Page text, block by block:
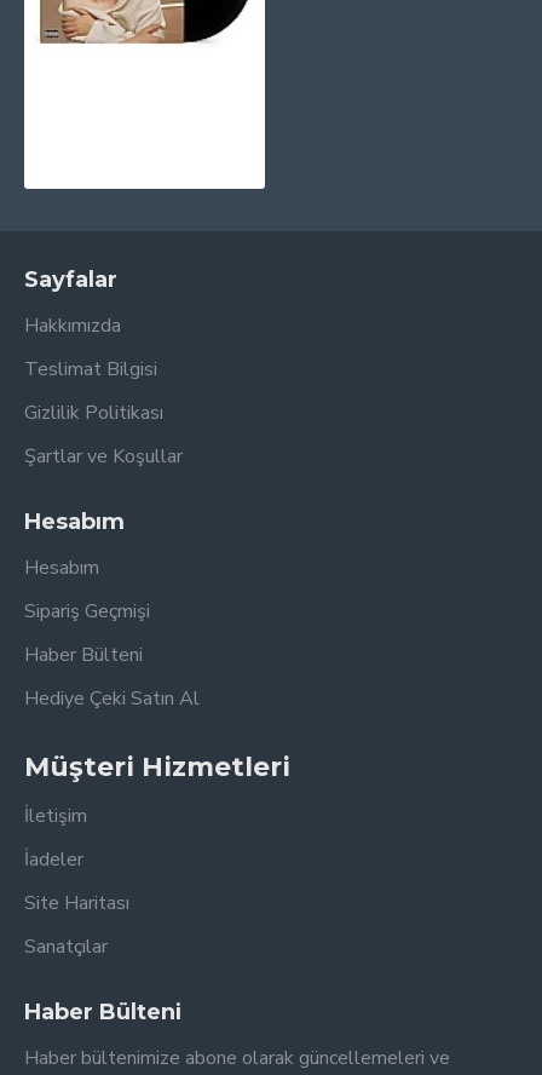
Sayfalar
Hakkımızda
Teslimat Bilgisi
Gizlilik Politikası
Şartlar ve Koşullar
Hesabım
Hesabım
Sipariş Geçmişi
Haber Bülteni
Hediye Çeki Satın Al
Müşteri Hizmetleri
İletişim
İadeler
Site Haritası
Sanatçılar
Haber Bülteni
Haber bültenimize abone olarak güncellemeleri ve